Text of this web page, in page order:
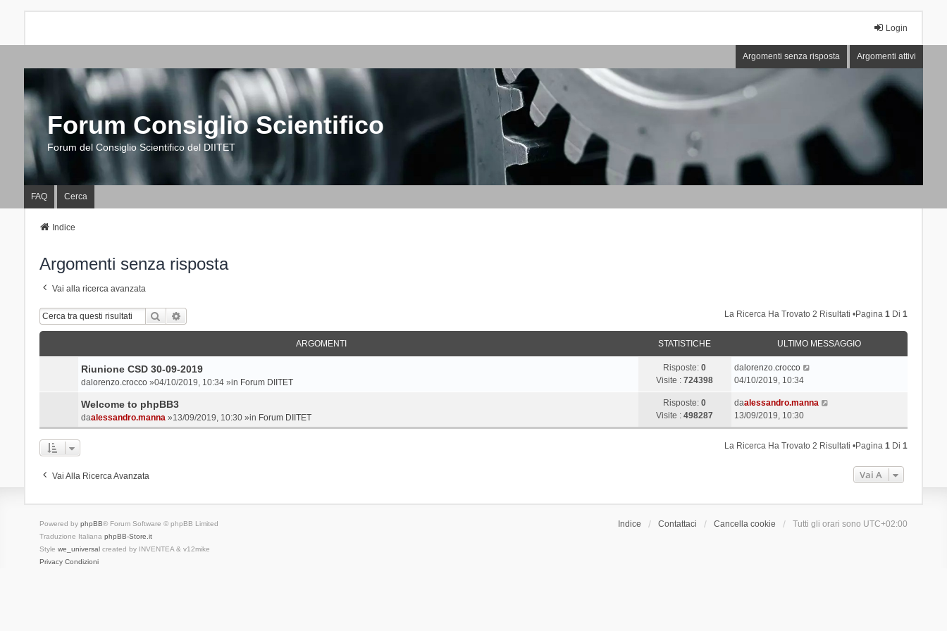
Login
Argomenti senza risposta Argomenti attivi
Forum Consiglio Scientifico
Forum del Consiglio Scientifico del DIITET
FAQ Cerca
Indice
Argomenti senza risposta
Vai alla ricerca avanzata
Cerca La Ricerca Ha Trovato 2 Risultati •Pagina1 Di1
ARGOMENTI STATISTICHE ULTIMO MESSAGGIO
Riunione CSD 30-09-2019
dalorenzo.crocco»04/10/2019, 10:34 »in Forum DIITET
Risposte:0
Visite :724398
dalorenzo.crocco
04/10/2019, 10:34
Welcome to phpBB3
daalessandro.manna»13/09/2019, 10:30 »in Forum DIITET
Risposte:0
Visite :498287
daalessandro.manna
13/09/2019, 10:30
La Ricerca Ha Trovato 2 Risultati •Pagina1 Di1
Vai Alla Ricerca Avanzata Vai A
Indice Contattaci Cancella cookie Tutti gli orari sono UTC+02:00
Powered by phpBB® Forum Software © phpBB Limited
Traduzione Italiana phpBB-Store.it
Style we_universalcreated by INVENTEA & v12mike
Privacy Condizioni